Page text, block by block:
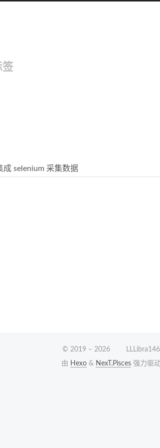
签
成 selenium 采集数据
© 2019 –2026
LLLibra146
由 Hexo & NexT.Pisces 强力驱